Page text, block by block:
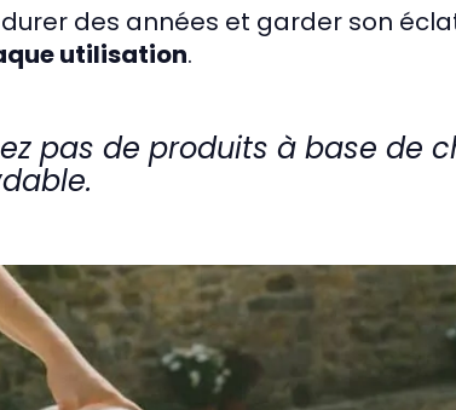
des années et garder son
utilisation.
pas de produits à base de